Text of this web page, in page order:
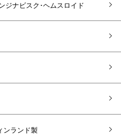
ジナビスク･ヘムスロイド
ンランド製